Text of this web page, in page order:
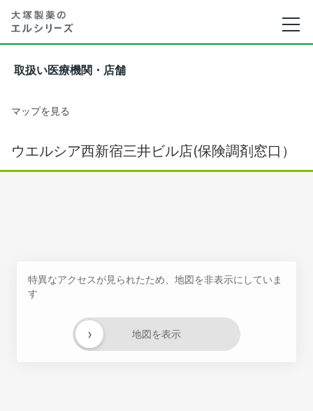
取扱い医療機関・店舗
マップを見る
ウエルシア西新宿三井ビル店(保険調剤窓口）
特異なアクセスが見られたため、地図を非表示にしていま
す
地図を表示
›